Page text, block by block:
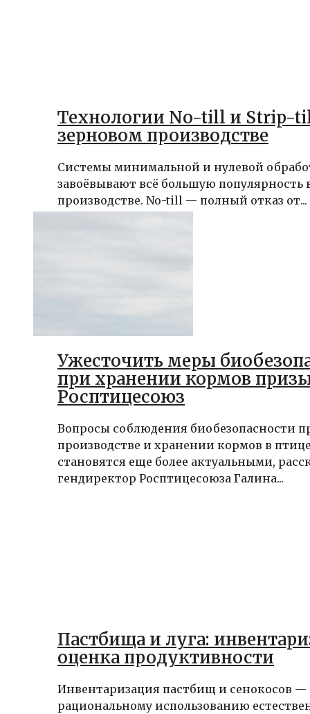
Технологии No-till и Strip-
зерновом производстве
Системы минимальной и нулевой
завоёвывают всё большую популярность
производстве. No-till — полный отказ от...
Ужесточить меры
при хранении кормов
Росптицесоюз
Вопросы соблюдения биобезопасности
производстве и хранении кормов в
становятся еще более актуальными,
гендиректор Росптицесоюза Галина...
Пастбища и луга:
оценка продуктивности
Инвентаризация пастбищ и сенокосов
рациональному использованию